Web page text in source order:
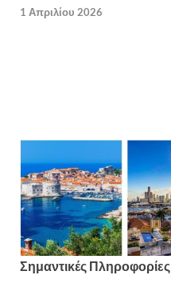
1 Απριλίου 2026
Σημαντικές Πληροφορίες